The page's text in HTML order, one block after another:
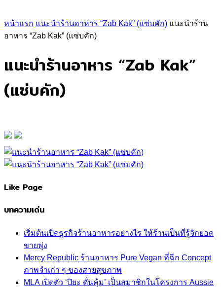
หน้าแรก แนะนำร้านอาหาร “Zab Kak” (แซ่บคัก) แนะนำร้าน
อาหาร “Zab Kak” (แซ่บคัก)
แนะนำร้านอาหาร “Zab Kak”
(แซ่บคัก)
Like Page
บทความเด่น
เริ่มต้นเปิดธุรกิจร้านอาหารอย่างไร ให้ร้านเป็นที่รู้จักยอด
ขายพุ่ง
Mercy Republic ร้านอาหาร Pure Vegan ที่ฉีก Concept
ภาพจำเก่า ๆ ของสายสุขภาพ
MLA เปิดตัว ‘ปิยะ ดั่นคุ้ม’ เป็นสมาชิกในโครงการ Aussie